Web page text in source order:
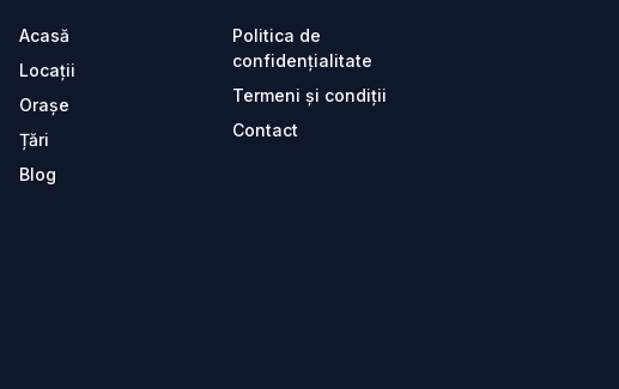
Acasă
Locații
Orașe
Țări
Blog
Politica de
confidențialitate
Termeni și condiții
Contact